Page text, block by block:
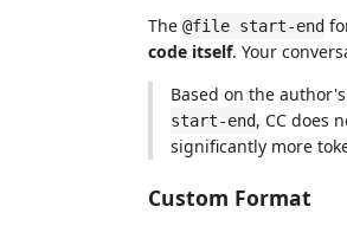
The @file start-end
code itself. Your
Based on the
start-end, CC does
significantly more
Custom Format